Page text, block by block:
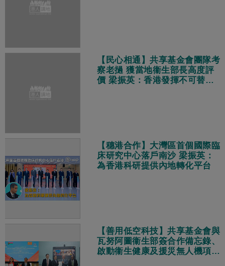
【民心相通】共享基金會團隊考
察老撾 獲當地衞生部長高度評
價 梁振英：香港發揮不可替代
【穗港合作】大灣區首個國際臨
床研究中心落戶南沙 梁振英：
為香港科研提供內地轉化平台
【善用低空科技】共享基金會與
瓦努阿圖衞生部簽合作備忘錄、
啟動衞生健康及援災無人機項目